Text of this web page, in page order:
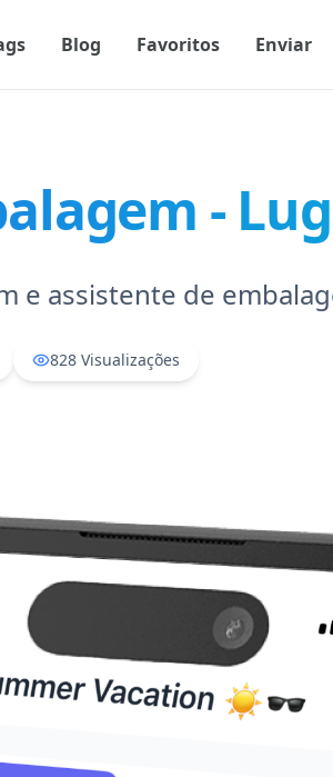
Blog Favoritos Enviar
-
e assistente de
828 Visualizações